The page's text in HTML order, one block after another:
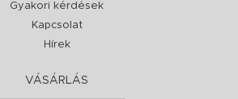
Gyakori kérdések
Kapcsolat
Hírek
VÁSÁRLÁS